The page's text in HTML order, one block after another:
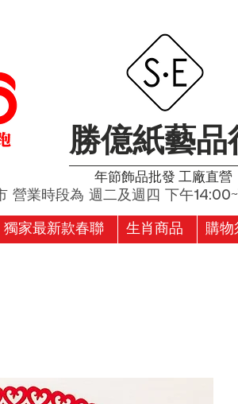
勝億紙藝品
​年節飾品批發 工廠直營
營業時段為 週二及週四 下午
獨家最新款春聯 生肖商品 購物